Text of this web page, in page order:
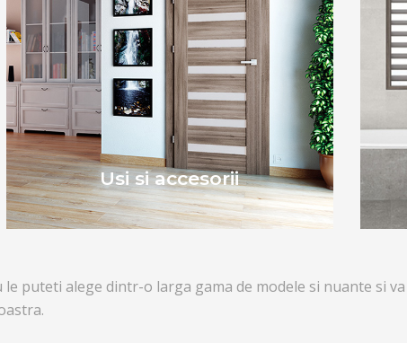
Usi si accesorii
puteti alege dintr-o larga gama de modele si nuante si